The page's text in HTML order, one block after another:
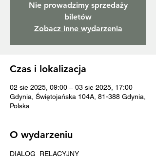
Nie prowadzimy sprzedaży
biletów
Zobacz inne wydarzenia
Czas i lokalizacja
02 sie 2025, 09:00 – 03 sie 2025, 17:00
Gdynia, Świętojańska 104A, 81-388 Gdynia,
Polska
O wydarzeniu
DIALOG  RELACYJNY